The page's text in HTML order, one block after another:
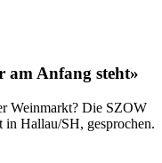
Anfang steht»
Weinmarkt? Die SZOW
Hallau/SH, gesprochen.